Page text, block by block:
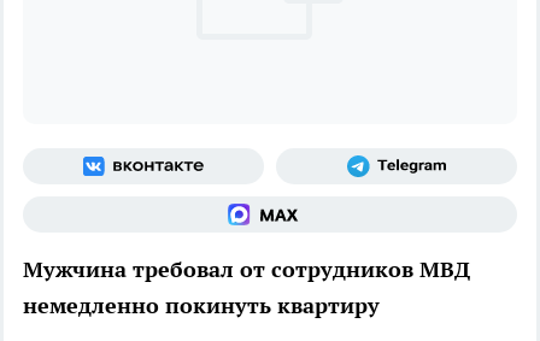
Мужчина требовал от сотрудников МВД
немедленно покинуть квартиру